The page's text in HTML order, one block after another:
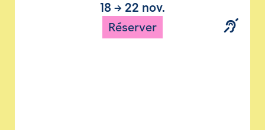
18 → 22 nov.
Réserver